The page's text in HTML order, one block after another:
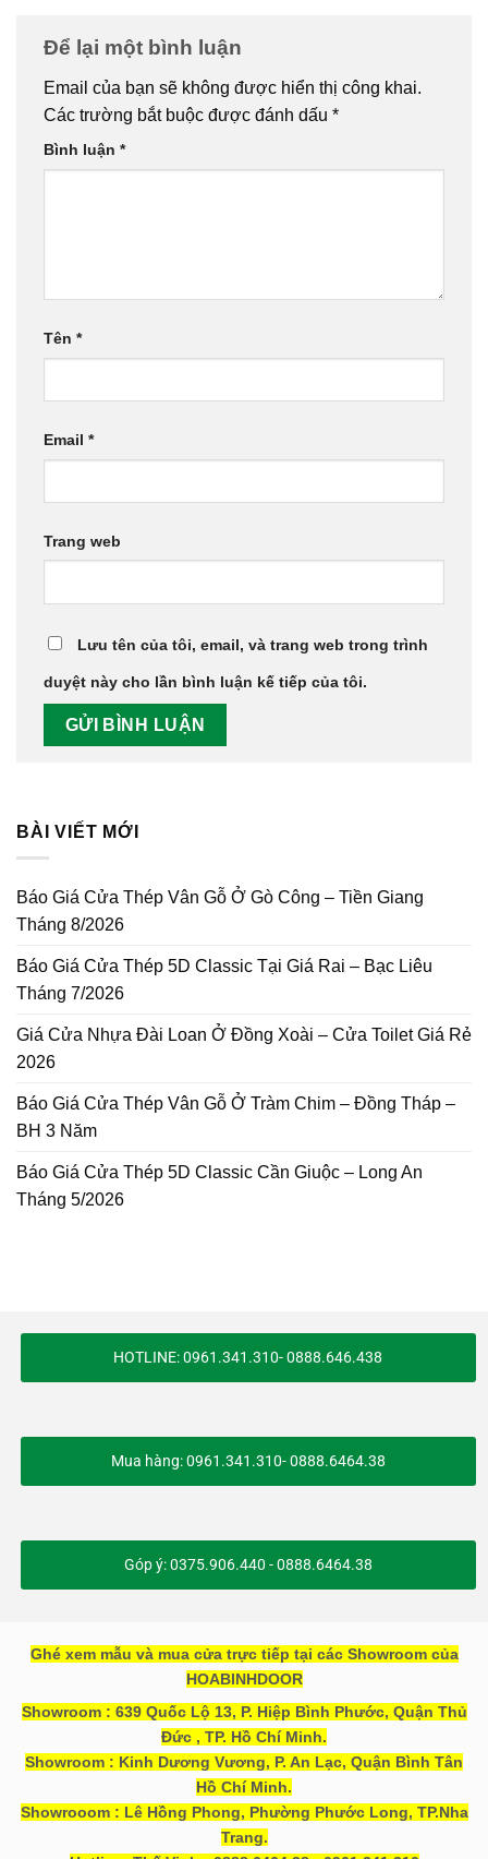
Để lại một bình luận
Email của bạn sẽ không được hiển thị công khai.
Các trường bắt buộc được đánh dấu *
Bình luận *
Tên *
Email *
Trang web
Lưu tên của tôi, email, và trang web trong trình
duyệt này cho lần bình luận kế tiếp của tôi.
BÀI VIẾT MỚI
Báo Giá Cửa Thép Vân Gỗ Ở Gò Công – Tiền Giang
Tháng 8/2026
Báo Giá Cửa Thép 5D Classic Tại Giá Rai – Bạc Liêu
Tháng 7/2026
Giá Cửa Nhựa Đài Loan Ở Đồng Xoài – Cửa Toilet Giá Rẻ
2026
Báo Giá Cửa Thép Vân Gỗ Ở Tràm Chim – Đồng Tháp –
BH 3 Năm
Báo Giá Cửa Thép 5D Classic Cần Giuộc – Long An
Tháng 5/2026
HOTLINE: 0961.341.310- 0888.646.438
Mua hàng: 0961.341.310- 0888.6464.38
Góp ý: 0375.906.440 - 0888.6464.38
Ghé xem mẫu và mua cửa trực tiếp tại các Showroom của
HOABINHDOOR
Showroom : 639 Quốc Lộ 13, P. Hiệp Bình Phước, Quận Thủ
Đức , TP. Hồ Chí Minh.
Showroom : Kinh Dương Vương, P. An Lạc, Quận Bình Tân
Hồ Chí Minh.
Showrooom : Lê Hồng Phong, Phường Phước Long, TP.Nha
Trang.